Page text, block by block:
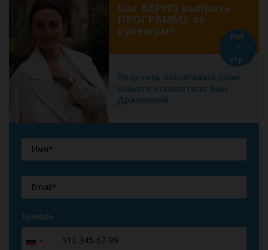
Как ВЕРНО выбрать
ПРОГРАММУ за
рубежом?
Получить пошаговый план
нашего основателя Яны
Драпкиной
PDF
7
стр.
Телефон*
Russia